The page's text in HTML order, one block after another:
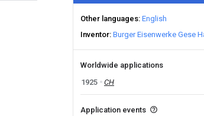
Other languages English
Inventor Burger Eisenwerke Gese
Worldwide applications
1925
CH
Application events